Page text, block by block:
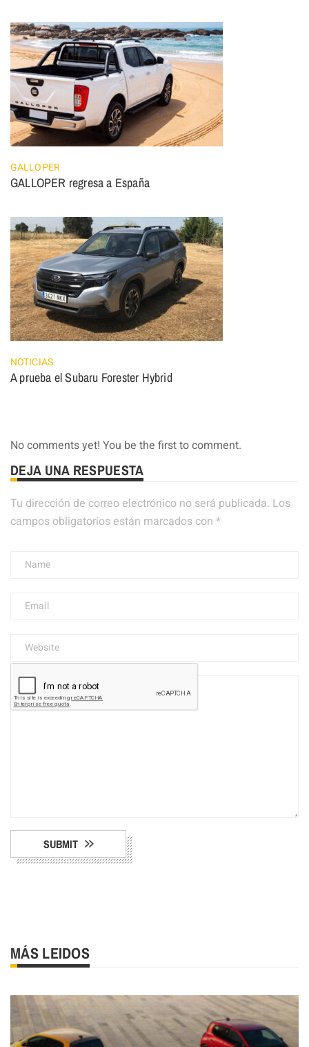
GALLOPER
GALLOPER regresa a España
NOTICIAS
A prueba el Subaru Forester Hybrid
No comments yet! You be the first to comment.
DEJA UNA RESPUESTA
Tu dirección de correo electrónico no será publicada. Los
campos obligatorios están marcados con *
SUBMIT
MÁS LEIDOS